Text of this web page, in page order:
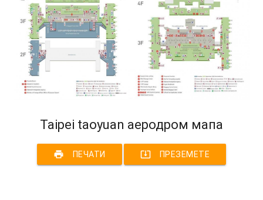
Taipei taoyuan аеродром мапа
print ПЕЧАТИ system_update_alt ПРЕЗЕМЕТЕ